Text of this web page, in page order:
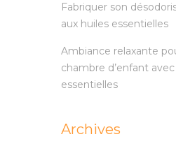
Fabriquer son
aux huiles essentielles
Ambiance relaxante
chambre d’enfant
essentielles
Archives